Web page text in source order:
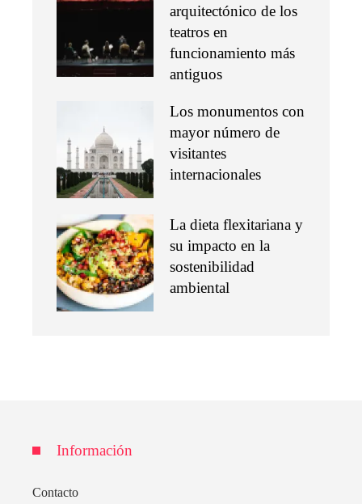
arquitectónico de los
teatros en
funcionamiento más
antiguos
Los monumentos con
mayor número de
visitantes
internacionales
La dieta flexitariana y
su impacto en la
sostenibilidad
ambiental
Información
Contacto